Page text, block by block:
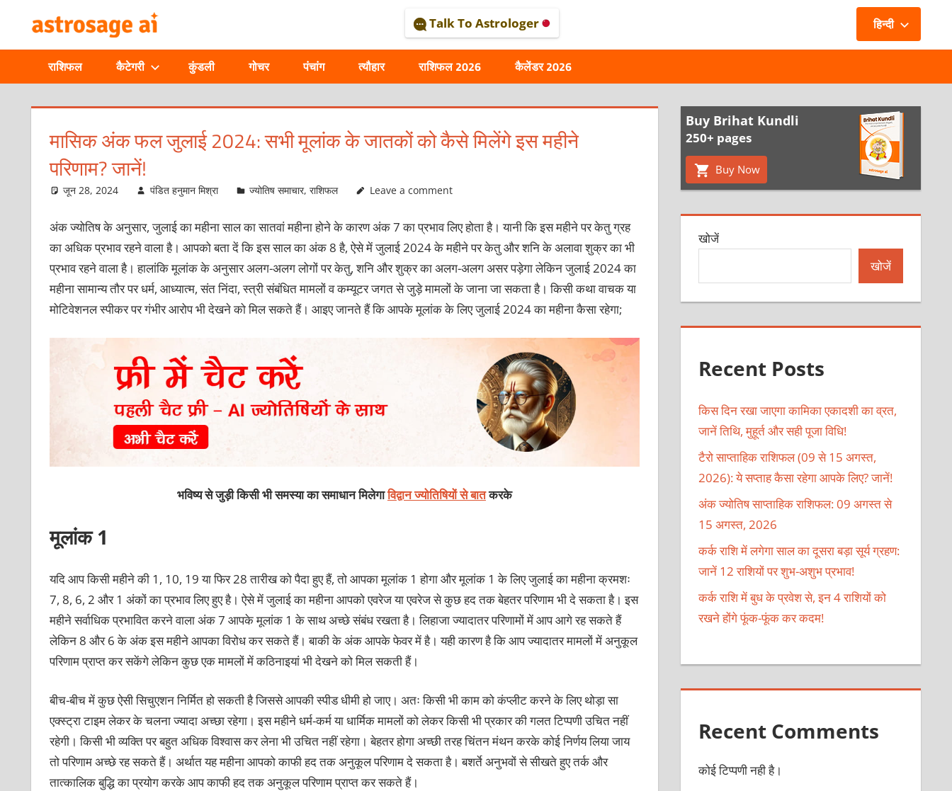
content
ASTROLOGICAL
JOURNAL
–
ASTROSAGE
MAGAZINE
Talk To Astrologer
राशिफल कैटेगरी कुंडली गोचर पंचांग त्यौहार
हिन्दी
राशिफल 2026 कैलेंडर 2026
मासिक अंक फल जुलाई 2024: सभी मूलांक के जातकों को कैसे मिलेंगे इस महीने
परिणाम? जानें!
जून 28, 2024 पंडित हनुमान मिश्रा ज्योतिष समाचार,राशिफल Leave a comment
अंक ज्योतिष के अनुसार, जुलाई का महीना साल का सातवां महीना होने के कारण अंक 7 का प्रभाव लिए होता है। यानी कि इस महीने पर केतु ग्रह
का अधिक प्रभाव रहने वाला है। आपको बता दें कि इस साल का अंक 8 है, ऐसे में जुलाई 2024 के महीने पर केतु और शनि के अलावा शुक्र का भी
प्रभाव रहने वाला है। हालांकि मूलांक के अनुसार अलग-अलग लोगों पर केतु, शनि और शुक्र का अलग-अलग असर पड़ेगा लेकिन जुलाई 2024 का
महीना सामान्य तौर पर धर्म, आध्यात्म, संत निंदा, स्त्री संबंधित मामलों व कम्यूटर जगत से जुड़े मामलों के जाना जा सकता है। किसी कथा वाचक या
मोटिवेशनल स्पीकर पर गंभीर आरोप भी देखने को मिल सकते हैं। आइए जानते हैं कि आपके मूलांक के लिए जुलाई 2024 का महीना कैसा रहेगा;
भविष्य से जुड़ी किसी भी समस्या का समाधान मिलेगाविद्वान ज्योतिषियों से बातकरके
मूलांक 1
यदि आप किसी महीने की 1, 10, 19 या फिर 28 तारीख को पैदा हुए हैं, तो आपका मूलांक 1 होगा और मूलांक 1 के लिए जुलाई का महीना क्रमशः
7, 8, 6, 2 और 1 अंकों का प्रभाव लिए हुए है। ऐसे में जुलाई का महीना आपको एवरेज या एवरेज से कुछ हद तक बेहतर परिणाम भी दे सकता है। इस
महीने सर्वाधिक प्रभावित करने वाला अंक 7 आपके मूलांक 1 के साथ अच्छे संबंध रखता है। लिहाजा ज्यादातर परिणामों में आप आगे रह सकते हैं
लेकिन 8 और 6 के अंक इस महीने आपका विरोध कर सकते हैं। बाकी के अंक आपके फेवर में है। यही कारण है कि आप ज्यादातर मामलों में अनुकूल
परिणाम प्राप्त कर सकेंगे लेकिन कुछ एक मामलों में कठिनाइयां भी देखने को मिल सकती हैं।
बीच-बीच में कुछ ऐसी सिचुएशन निर्मित हो सकती है जिससे आपकी स्पीड धीमी हो जाए। अतः किसी भी काम को कंप्लीट करने के लिए थोड़ा सा
एक्स्ट्रा टाइम लेकर के चलना ज्यादा अच्छा रहेगा। इस महीने धर्म-कर्म या धार्मिक मामलों को लेकर किसी भी प्रकार की गलत टिप्पणी उचित नहीं
रहेगी। किसी भी व्यक्ति पर बहुत अधिक विश्वास कर लेना भी उचित नहीं रहेगा। बेहतर होगा अच्छी तरह चिंतन मंथन करके कोई निर्णय लिया जाय
तो परिणाम अच्छे रह सकते हैं। अर्थात यह महीना आपको काफी हद तक अनुकूल परिणाम दे सकता है। बशर्ते अनुभवों से सीखते हुए तर्क और
तात्कालिक बुद्धि का प्रयोग करके आप काफी हद तक अनुकूल परिणाम प्राप्त कर सकते हैं।
Buy Brihat Kundli
250+ pages
Buy Now
खोजें
खोजें
Recent Posts
किस दिन रखा जाएगा कामिका एकादशी का व्रत,
जानें तिथि, मुहूर्त और सही पूजा विधि!
टैरो साप्ताहिक राशिफल (09 से 15 अगस्त,
2026): ये सप्ताह कैसा रहेगा आपके लिए? जानें!
अंक ज्योतिष साप्ताहिक राशिफल: 09 अगस्त से
15 अगस्त, 2026
कर्क राशि में लगेगा साल का दूसरा बड़ा सूर्य ग्रहण:
जानें 12 राशियों पर शुभ-अशुभ प्रभाव!
कर्क राशि में बुध के प्रवेश से, इन 4 राशियों को
रखने होंगे फूंक-फूंक कर कदम!
Recent Comments
कोई टिप्पणी नही है।